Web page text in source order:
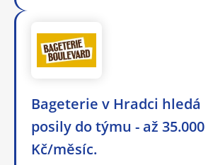
Bageterie v Hradci hledá
posily do týmu - až 35.000
Kč/měsíc.